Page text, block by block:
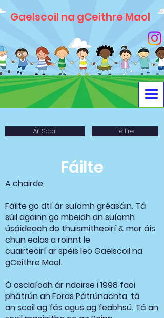
Gaelscoil na gCeithre Maol
Ár Scoil Féilire
Fáilte
A chairde,
Fáilte go dtí ár suíomh gréasáin. Tá
súil againn go mbeidh an suíomh
úsáideach do thuismitheoirí & mar áis
chun eolas a roinnt le
cuairteoirí ar spéis leo Gaelscoil na
gCeithre Maol.
Ó osclaíodh ár ndoirse i 1998 faoi ​​
phátrún an Foras Pátrúnachta, tá
an scoil ag fás agus ag feabhsú. Tá an